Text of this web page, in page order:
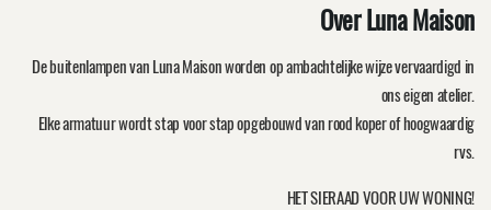
Over Luna Maison
De buitenlampen van Luna Maison worden op ambachtelijke wijze vervaardigd in
ons eigen atelier.
Elke armatuur wordt stap voor stap opgebouwd van rood koper of hoogwaardig
rvs.
HET SIERAAD VOOR UW WONING!